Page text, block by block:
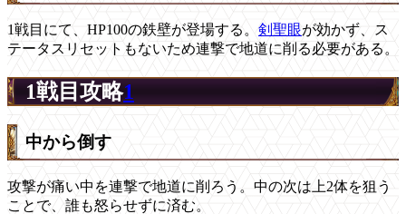
1戦目にて、HP100の鉄壁が登場する。 剣聖眼が効かず、ス
テータスリセットもないため連撃で地道に削る必要がある。
1戦目攻略1
中から倒す
攻撃が痛い中を連撃で地道に削ろう。中の次は上2体を狙う
ことで、誰も怒らせずに済む。